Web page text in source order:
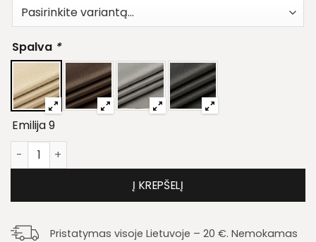
Spalva *
Emilija 9
produkto kiekis: Lova Imperija su patalynės dėže ir
Į KREPŠELĮ
Pristatymas visoje Lietuvoje – 20 €. Nemokamas